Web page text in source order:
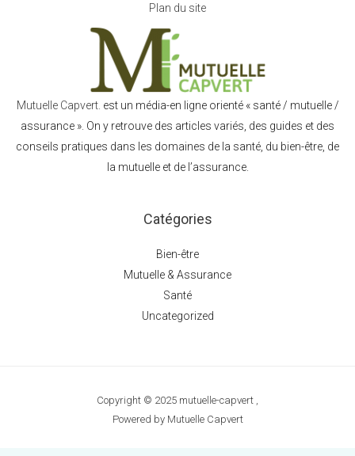
Plan du site
Mutuelle Capvert. est un média-en ligne orienté « santé / mutuelle /
assurance ». On y retrouve des articles variés, des guides et des
conseils pratiques dans les domaines de la santé, du bien-être, de
la mutuelle et de l’assurance.
Catégories
Bien-être
Mutuelle & Assurance
Santé
Uncategorized
Copyright © 2025 mutuelle-capvert ,
Powered by Mutuelle Capvert